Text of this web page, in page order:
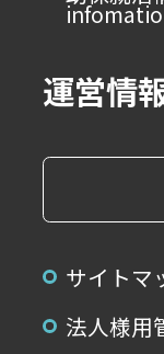
運営情
サイトマ
法人様用